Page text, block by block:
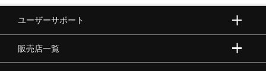
ユーザーサポート
販売店一覧